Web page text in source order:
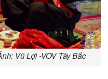
Vũ Lợi -VOV Tây Bắc